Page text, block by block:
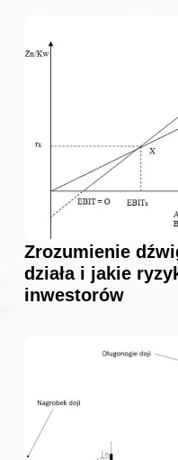
Zrozumienie
działa i jakie
inwestorów